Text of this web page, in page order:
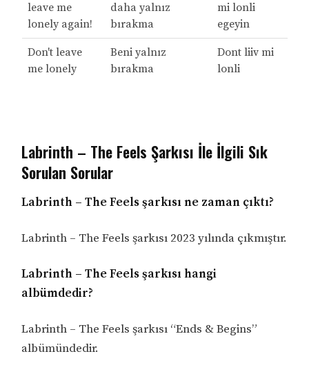
leave me
lonely again!
daha yalnız
bırakma
mi lonli
egeyin
Don't leave
me lonely
Beni yalnız
bırakma
Dont liiv mi
lonli
Labrinth – The Feels Şarkısı İle İlgili Sık
Sorulan Sorular
Labrinth – The Feels şarkısı ne zaman çıktı?
Labrinth – The Feels şarkısı 2023 yılında çıkmıştır.
Labrinth – The Feels şarkısı hangi
albümdedir?
Labrinth – The Feels şarkısı “Ends & Begins”
albümündedir.